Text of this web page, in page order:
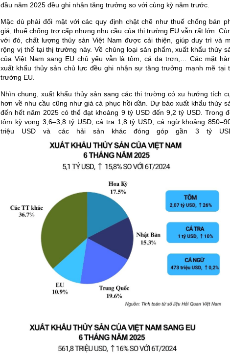
đầu năm 2025 đều ghi nhận tăng trưởng so với cùng kỳ năm trước.
Mặc dù phải đối mặt với các quy định chặt chẽ như thuế chống bán
giá, thuế chống trợ cấp nhưng nhu cầu của thị trường EU vẫn rất lớn.
với đó, chất lượng thủy sản Việt Nam được cải thiện, giúp duy trì và
rộng vị thế tại thị trường này. Về chủng loại sản phẩm, xuất khẩu thủy
của Việt Nam sang EU chủ yếu vẫn là tôm, cá da trơn,… Các mặt
xuất khẩu thủy sản chủ lực đều ghi nhận sự tăng trưởng mạnh mẽ tại
trường EU.
Nhìn chung, xuất khẩu thủy sản sang các thị trường có xu hướng tích
hơn về nhu cầu cũng như giá cả phục hồi dần. Dự báo xuất khẩu thủy
đến hết năm 2025 có thể đạt khoảng 9 tỷ USD đến 9,2 tỷ USD. Trong
tôm kỳ vọng 3,6–3,8 tỷ USD, cá tra 1,8 tỷ USD, cá ngừ khoảng
triệu USD và các hải sản khác đóng góp gần 3 tỷ